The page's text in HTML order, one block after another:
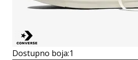
Dostupno boja:1